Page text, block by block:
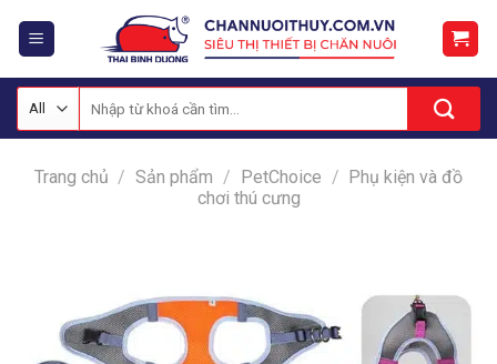
kiếm:
Trang chủ / Sản phẩm / PetChoice / Phụ kiện và đồ
chơi thú cưng